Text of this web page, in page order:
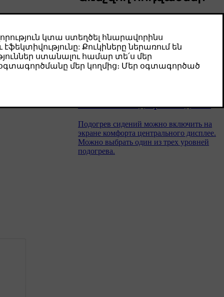
сидений
Функцию вентиляции сидений можно
включить на экране комфорта на
Включение подогрева сидений
Подогрев сидений можно включить на
экране комфорта центрального дисплее.
Можно выбрать один из трех уровней
подогрева.